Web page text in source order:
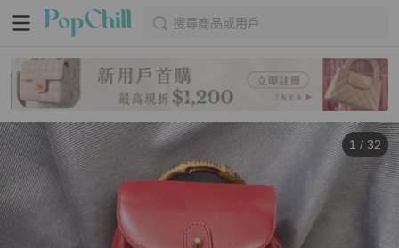
搜尋商品或用戶
1 / 32